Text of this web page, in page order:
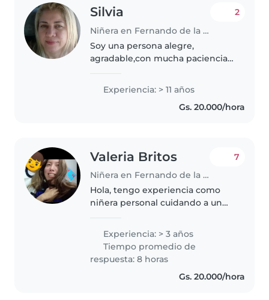
Silvia
Niñera en Fernando de la Mora
2
Soy una persona alegre,
agradable,con mucha paciencia
jugar con los niños, responsable
Experiencia: > 11 años
Gs. 20.000/hora
Valeria Britos
Niñera en Fernando de la Mora
7
Hola, tengo experiencia como
niñera personal cuidando a un
como profesora en una escuela,
desempeñándome en niveles
desde maternal hasta primaria.
Actualmente..
Experiencia: > 3 años
Tiempo promedio de
respuesta: 8 horas
Gs. 20.000/hora